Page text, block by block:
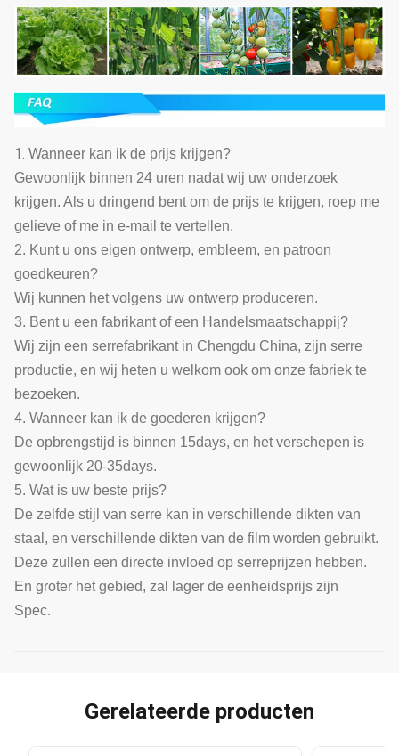
1. Wanneer kan ik de prijs krijgen?
Gewoonlijk binnen 24 uren nadat wij uw onderzoek
krijgen. Als u dringend bent om de prijs te krijgen, roep me
gelieve of me in e-mail te vertellen.
2. Kunt u ons eigen ontwerp, embleem, en patroon
goedkeuren?
Wij kunnen het volgens uw ontwerp produceren.
3. Bent u een fabrikant of een Handelsmaatschappij?
Wij zijn een serrefabrikant in Chengdu China, zijn serre
productie, en wij heten u welkom ook om onze fabriek te
bezoeken.
4. Wanneer kan ik de goederen krijgen?
De opbrengstijd is binnen 15days, en het verschepen is
gewoonlijk 20-35days.
5. Wat is uw beste prijs?
De zelfde stijl van serre kan in verschillende dikten van
staal, en verschillende dikten van de film worden gebruikt.
Deze zullen een directe invloed op serreprijzen hebben.
En groter het gebied, zal lager de eenheidsprijs zijn
Spec.
Gerelateerde producten